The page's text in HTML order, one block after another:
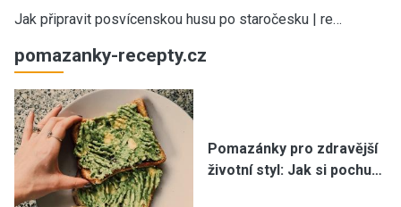
Jak připravit posvícenskou husu po staročesku | re…
pomazanky-recepty.cz
Pomazánky pro zdravější
životní styl: Jak si pochu…